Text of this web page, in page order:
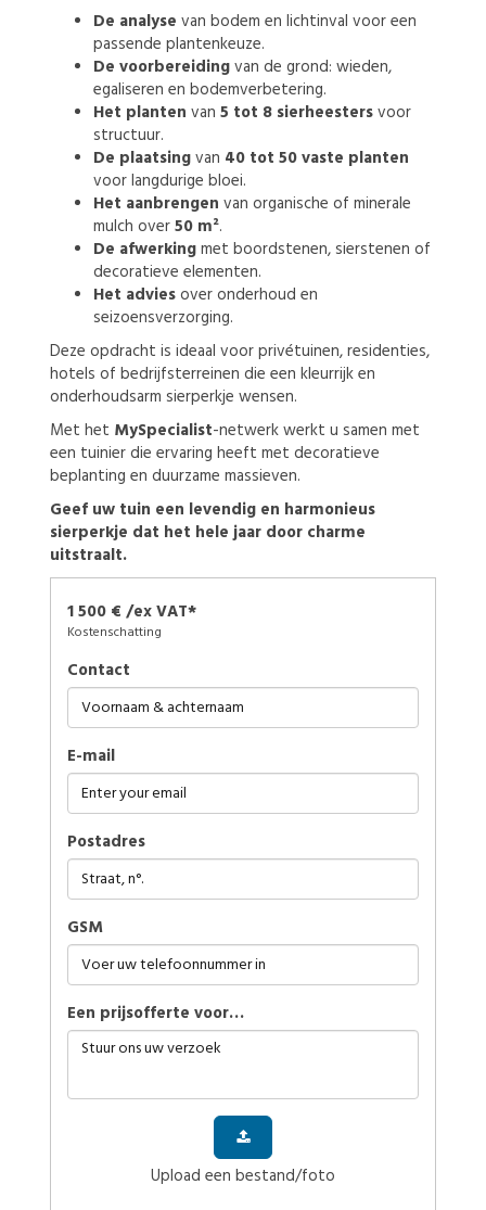
De analyse van bodem en lichtinval voor een
passende plantenkeuze.
De voorbereidingvan de grond: wieden,
egaliseren en bodemverbetering.
Het planten van 5 tot 8 sierheestersvoor
structuur.
De plaatsingvan 40 tot 50 vaste planten
voor langdurige bloei.
Het aanbrengen van organische of minerale
mulch over50 m².
De afwerkingmet boordstenen, sierstenen of
decoratieve elementen.
Het adviesover onderhoud en
seizoensverzorging.
Deze opdracht is ideaal voor privétuinen, residenties,
hotels of bedrijfsterreinen die een kleurrijk en
onderhoudsarm sierperkje wensen.
Met het MySpecialist-netwerk werkt u samen met
een tuinier die ervaring heeft met decoratieve
beplanting en duurzame massieven.
Geef uw tuin een levendig en harmonieus
sierperkje dat het hele jaar door charme
uitstraalt.
1 500 € /ex VAT*
Kostenschatting
Contact
E-mail
Postadres
GSM
Een prijsofferte voor…
Upload een bestand/foto